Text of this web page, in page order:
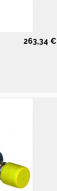
263,34 €